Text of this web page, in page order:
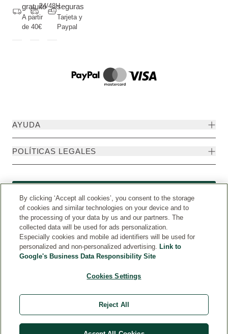
gratuito
A partir
de 40€
24/48Hseguras
Tarjeta y
Paypal
AYUDA
POLÍTICAS LEGALES
Weleda Internacional © Weleda 2026
By clicking ‘Accept all cookies’, you consent to the storage
of cookies and similar technologies on your device and to
the processing of your data by us and our partners. The
collected data will be used for ads personalization.
Especially cookies and mobile ad identifiers will be used for
personalized and non-personalized advertising. Link to
Google's Business Data Responsibility Site
Cookies Settings
Reject All